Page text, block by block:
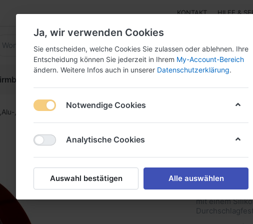
KONTAKT HILFE &
- Isolierung 3M™ einseitige Klebebänder Papier-
, Gewebe-, Kupfer-, Schaum-, Folienträger Spezial-Folienträger-
3M ET
dünnes,
mit einem
Ja, wir verwenden Cookies
Sie entscheiden, welche Cookies Sie zulassen oder ablehnen. Ihre
Entscheidung können Sie jederzeit in Ihrem My-Account-Bereich
ändern. Weitere Infos auch in unserer Datenschutzerklärung.
Notwendige Cookies
Analytische Cookies
Auswahl bestätigen Alle auswählen